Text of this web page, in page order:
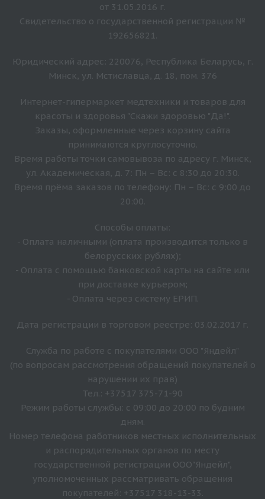
от 31.05.2016 г.
Свидетельство о государственной регистрации №
192656821.
Юридический адрес: 220076, Республика Беларусь, г.
Минск, ул. Мстиславца, д. 18, пом. 376
Интернет-гипермаркет медтехники и товаров для
красоты и здоровья "Скажи здоровью "Да!".
Заказы, оформленные через корзину сайта
принимаются круглосуточно.
Время работы точки самовывоза по адресу г. Минск,
ул. Академическая, д. 7: Пн – Вс: с 8:30 до 20:30.
Время прёма заказов по телефону: Пн – Вс: с 9:00 до
20:00.
Способы оплаты:
- Оплата наличными (оплата производится только в
белорусских рублях);
- Оплата с помощью банковской карты на сайте или
при доставке курьером;
- Оплата через систему ЕРИП.
Дата регистрации в торговом реестре: 03.02.2017 г.
Служба по работе с покупателями ООО "Яндейл"
(по вопросам рассмотрения обращений покупателей о
нарушении их прав)
Тел.: +37517 375-71-90
Режим работы службы: с 09:00 до 20:00 по будним
дням.
Номер телефона работников местных исполнительных
и распорядительных органов по месту
государственной регистрации ООО"Яндейл",
уполномоченных рассматривать обращения
покупателей: +37517 318-13-33.